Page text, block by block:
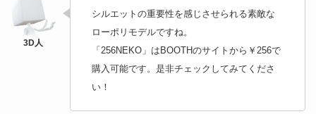
シルエットの重要性を感じさせられる素敵な
ローポリモデルですね。
「256NEKO」はBOOTHのサイトから￥256で
購入可能です。是非チェックしてみてくださ
い！